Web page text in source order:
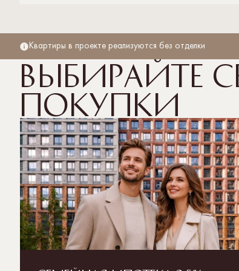
Квартиры в проекте реализуются без отделки
Выбирайте
покупки
Полная стоимость кредита рассчитывается
от 3,936% до 20,039% со ставкой от 3,5% на
срок кредитования. Первоначальный взнос
от 20,1%. Подробнее об условиях кредитования,